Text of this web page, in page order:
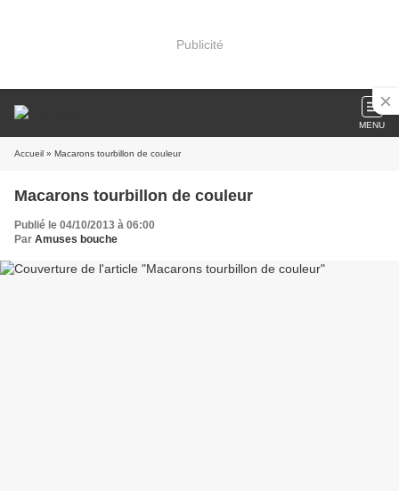
Publicité
MENU
Accueil » Macarons tourbillon de couleur
Macarons tourbillon de couleur
Publié le 04/10/2013 à 06:00
Par Amuses bouche